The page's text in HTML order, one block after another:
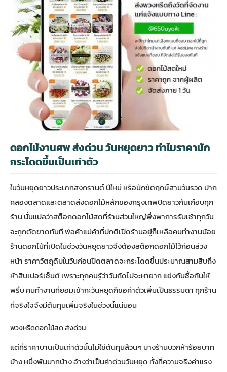
ดอกไม้งานศพ ส่งด่วน วันหยุดยาว ทำไมราคามัก
กระโดดขึ้นเป็นเท่าตัว
ในวันหยุดยาวประเภทสงกรานต์ ปีใหม่ หรือนักขัตฤกษ์สามวันรวด ปาก
คลองตลาดและตลาดส่งดอกไม้หลักของกรุงเทพปิดยาวกันเกือบทุก
ร้าน นั่นแปลว่าสต็อกดอกไม้สดที่ร้านส่วนใหญ่พึ่งพาการรับเช้าทุกวัน
จะถูกตัดขาดทันที พ่อค้าแม่ค้าที่ปกติเปิดร้านอยู่ก็เหลือคนทำงานน้อย
ร้านดอกไม้ที่เปิดในช่วงวันหยุดยาวจึงต้องสต็อกดอกไม้ไว้ก่อนล่วง
หน้า ราคาวัตถุดิบในวันก่อนปิดตลาดจะกระโดดขึ้นประมาณสามสิบถึง
ห้าสิบเปอร์เซ็นต์ เพราะทุกคนรู้ว่าวันถัดไปจะหายาก แย่งกันซื้อกันให้
พรึ่บ คนทำงานที่ยอมเข้ากะวันหยุดก็ขอค่าตัวเพิ่มเป็นธรรมดา ทุกร้าน
ที่จริงใจจึงมีต้นทุนเพิ่มจริงในช่วงนี้แน่นอน
พวงหรีดดอกไม้สด ส่งด่วน
แต่ที่ราคาบานเป็นเท่าตัวนั้นไม่ใช่ต้นทุนล้วนๆ บางร้านบวกห้าร้อยบาท
บ้าง หนึ่งพันบาทบ้าง อ้างว่าเป็นค่าด่วนวันหยุด ทั้งที่ความจริงค่าแรง